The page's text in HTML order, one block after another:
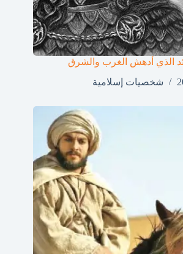
الذي أدهش الغرب والشرق
شخصيات إسلامية